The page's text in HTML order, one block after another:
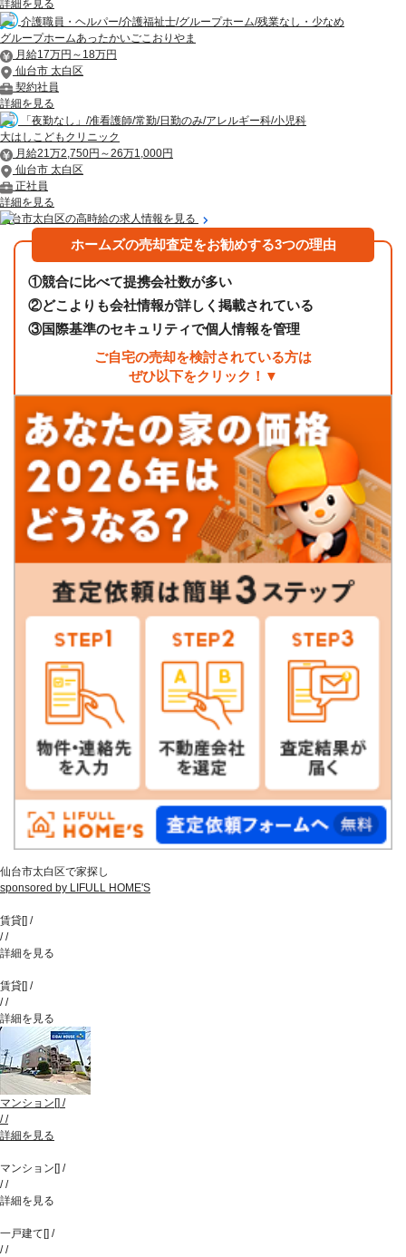
詳細を見る
介護職員・ヘルパー/介護福祉士/グループホーム/残業なし・少なめ
グループホームあったかいごこおりやま
月給17万円～18万円
仙台市 太白区
契約社員
詳細を見る
「夜勤なし」/准看護師/常勤/日勤のみ/アレルギー科/小児科
大はしこどもクリニック
月給21万2,750円～26万1,000円
仙台市 太白区
正社員
詳細を見る
仙台市太白区の高時給の求人情報を見る
ホームズの売却査定をお勧めする3つの理由
①競合に比べて提携会社数が多い
②どこよりも会社情報が詳しく掲載されている
③国際基準のセキュリティで個人情報を管理
ご自宅の売却を検討されている方は
ぜひ以下をクリック！▼
仙台市太白区で家探し
sponsored by LIFULL HOME'S
賃貸[] /
//
詳細を見る
賃貸[] /
//
詳細を見る
マンション[] /
//
詳細を見る
マンション[] /
//
詳細を見る
一戸建て[] /
//